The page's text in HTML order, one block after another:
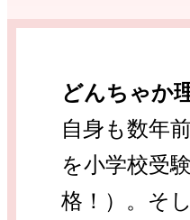
どんちゃか
自身も数年
を小学校受
格！）。そ